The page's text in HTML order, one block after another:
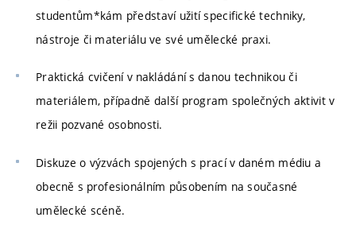
studentům*kám představí užití specifické techniky,
nástroje či materiálu ve své umělecké praxi.
Praktická cvičení v nakládání s danou technikou či
materiálem, případně další program společných aktivit v
režii pozvané osobnosti.
Diskuze o výzvách spojených s prací v daném médiu a
obecně s profesionálním působením na současné
umělecké scéně.